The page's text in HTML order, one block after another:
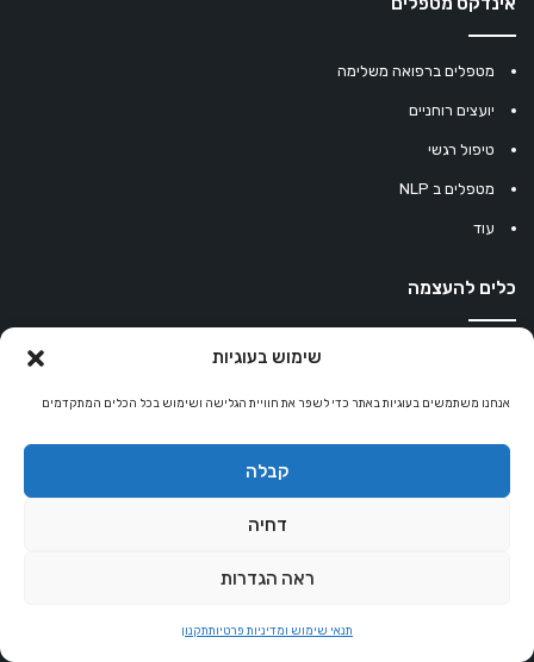
שימוש בעוגיות
אנחנו משתמשים בעוגיות באתר כדי לשפר את חוויית הגלישה ושימוש בכל הכלים המתקדמים
קבלה
דחיה
ראה הגדרות
תנאי שימוש ומדיניות פרטיותתקנון
מטפלים ברפואה משלימה
יועצים רוחניים
טיפול רגשי
מטפלים ב NLP
עוד
כלים להעצמה